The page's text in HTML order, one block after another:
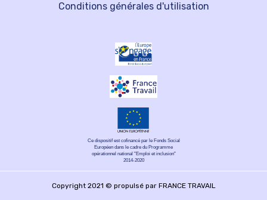
Conditions générales d'utilisation
Ce dispositif est cofinancé par le Fonds Social
Européen dans le cadre du Programme
opérationnel national "Emploi et inclusion"
2014-2020
Copyright 2021 © propulsé par FRANCE TRAVAIL